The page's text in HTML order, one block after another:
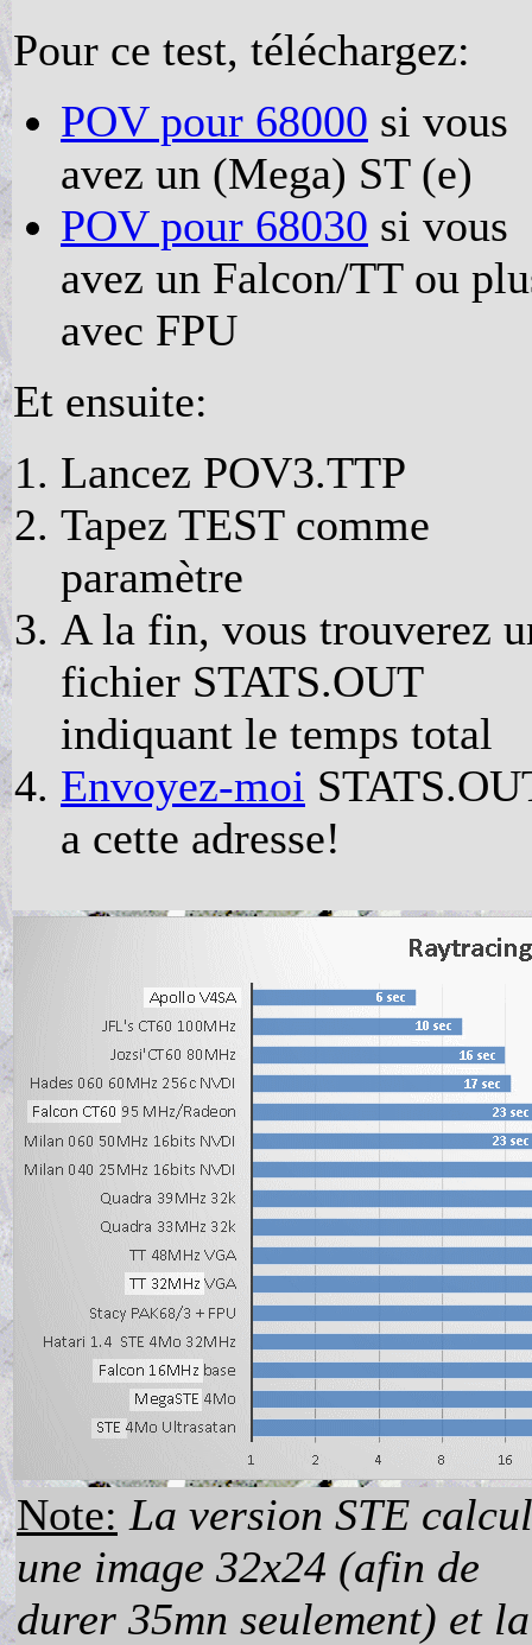
Pour ce test, téléchargez:
POV pour 68000 si vous
avez un (Mega) ST (e)
POV pour 68030 si vous
avez un Falcon/TT ou
avec FPU
Et ensuite:
Lancez POV3.TTP
Tapez TEST comme
paramètre
A la fin, vous trouverez
fichier STATS.OUT
indiquant le temps total
Envoyez-moi
a cette adresse!
Note: La version STE
une image 32x24 (afin de
durer 35mn seulement) et la